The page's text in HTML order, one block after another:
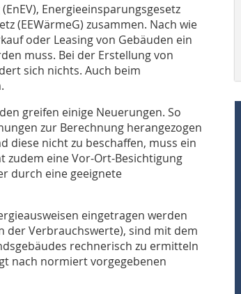
Energieeinsparungsgesetz
(EEWärmeG) zusammen. Nach wie
oder Leasing von Gebäuden ein
muss. Bei der Erstellung von
sich nichts. Auch beim
greifen einige Neuerungen. So
zur Berechnung herangezogen
diese nicht zu beschaffen, muss ein
zudem eine Vor-Ort-Besichtigung
durch eine geeignete
eingetragen werden
der Verbrauchswerte), sind mit dem
rechnerisch zu ermitteln
nach normiert vorgegebenen